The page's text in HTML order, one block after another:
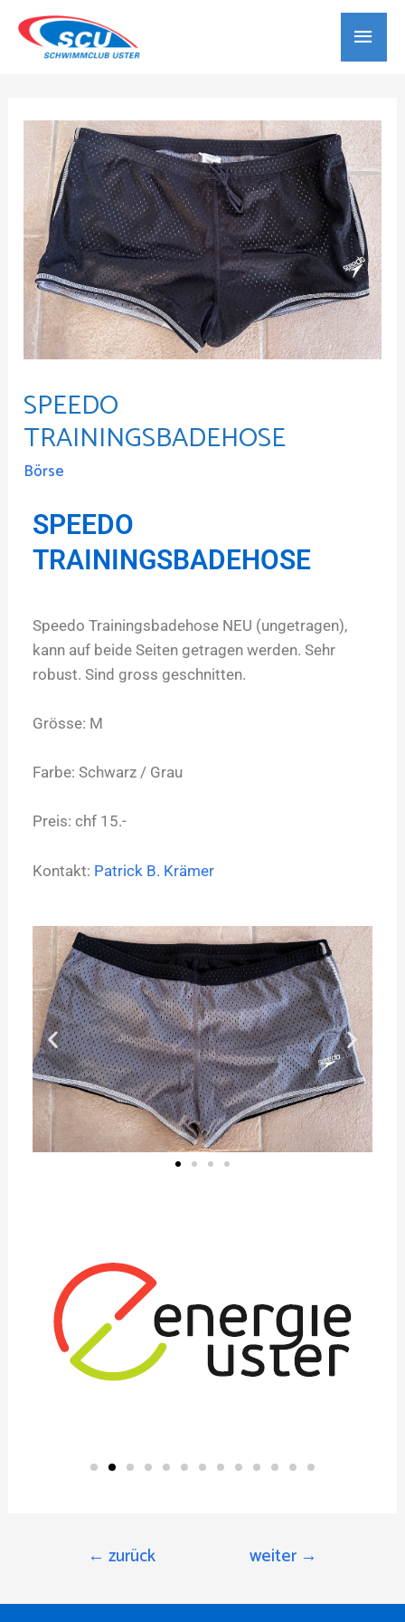
SPEEDO
TRAININGSBADEHOSE
Börse
SPEEDO
TRAININGSBADEHOSE
Speedo Trainingsbadehose NEU (ungetragen),
kann auf beide Seiten getragen werden. Sehr
robust. Sind gross geschnitten.
Grösse: M
Farbe: Schwarz / Grau
Preis: chf 15.-
Kontakt: Patrick B. Krämer
← zurück weiter →